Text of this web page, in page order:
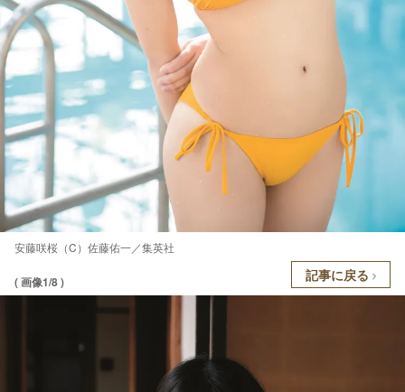
安藤咲桜（C）佐藤佑一／集英社
( 画像1/8 ) 記事に戻る